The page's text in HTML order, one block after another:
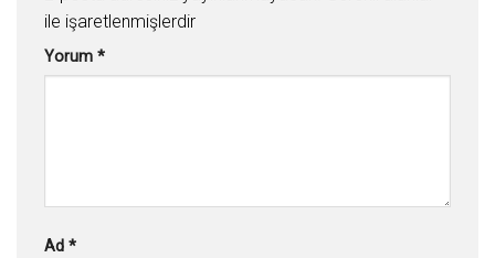
ile işaretlenmişlerdir
Yorum *
Ad *